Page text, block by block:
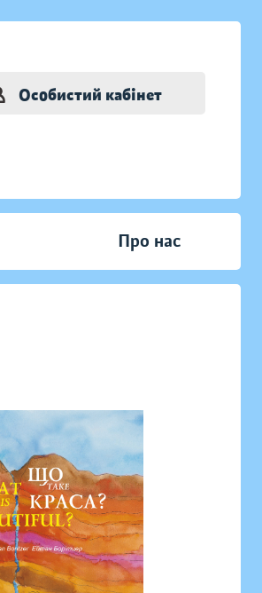
Особистий кабінет
Про нас